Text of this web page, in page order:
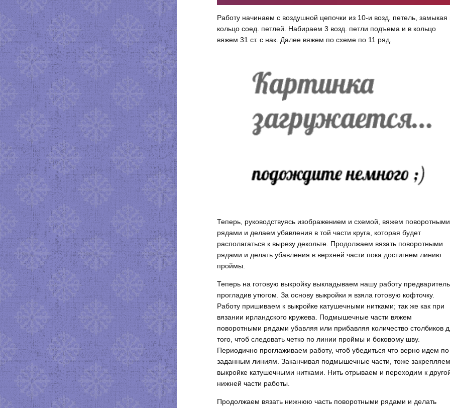
Работу начинаем с воздушной цепочки из 10-и возд. петель, замыкая
кольцо соед. петлей. Набираем 3 возд. петли подъема и в кольцо
вяжем 31 ст. с нак. Далее вяжем по схеме по 11 ряд.
Теперь, руководствуясь изображением и схемой, вяжем поворотными
рядами и делаем убавления в той части круга, которая будет
располагаться к вырезу декольте. Продолжаем вязать поворотными
рядами и делать убавления в верхней части пока достигнем линию
проймы.
Теперь на готовую выкройку выкладываем нашу работу
прогладив утюгом. За основу выкройки я взяла готовую кофточку.
Работу пришиваем к выкройке катушечными нитками; так же как при
вязании ирландского кружева. Подмышечные части вяжем
поворотными рядами убавляя или прибавляя количество столбиков
того, чтоб следовать четко по линии проймы и боковому шву.
Периодично проглаживаем работу, чтоб убедиться что верно идем по
заданным линиям. Заканчивая подмышечные части, тоже
выкройке катушечными нитками. Нить отрываем и переходим к
нижней части работы.
Продолжаем вязать нижнюю часть поворотными рядами и делать